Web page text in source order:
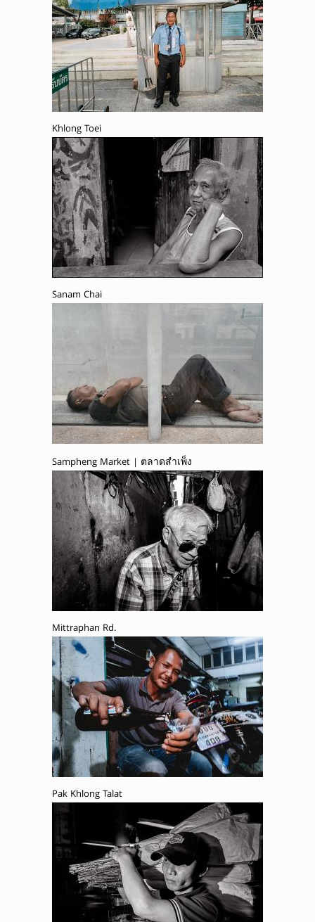
Khlong Toei
Sanam Chai
Sampheng Market | ตลาดสำเพ็ง
Mittraphan Rd.
Pak Khlong Talat